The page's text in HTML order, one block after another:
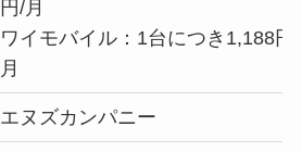
円/月
ワイモバイル：1台につき1,188円/
月
エヌズカンパニー